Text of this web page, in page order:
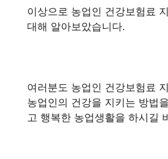
이상으로 농업인 건강보험료
대해 알아보았습니다.
여러분도 농업인 건강보험료
농업인의 건강을 지키는 방법
고 행복한 농업생활을 하시길